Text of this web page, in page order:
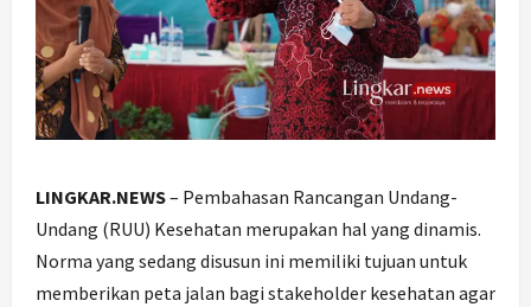
LINGKAR.NEWS– Pembahasan Rancangan Undang-
Undang (RUU) Kesehatan merupakan hal yang dinamis.
Norma yang sedang disusun ini memiliki tujuan untuk
memberikan peta jalan bagi stakeholder kesehatan agar